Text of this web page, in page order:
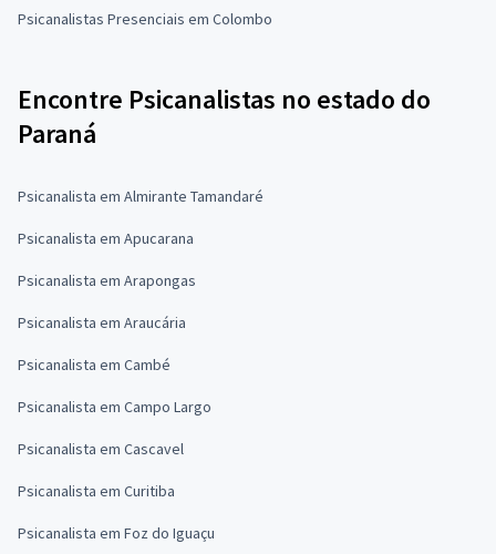
Psicanalistas Presenciais em Colombo
Encontre Psicanalistas no estado do
Paraná
Psicanalista em Almirante Tamandaré
Psicanalista em Apucarana
Psicanalista em Arapongas
Psicanalista em Araucária
Psicanalista em Cambé
Psicanalista em Campo Largo
Psicanalista em Cascavel
Psicanalista em Curitiba
Psicanalista em Foz do Iguaçu